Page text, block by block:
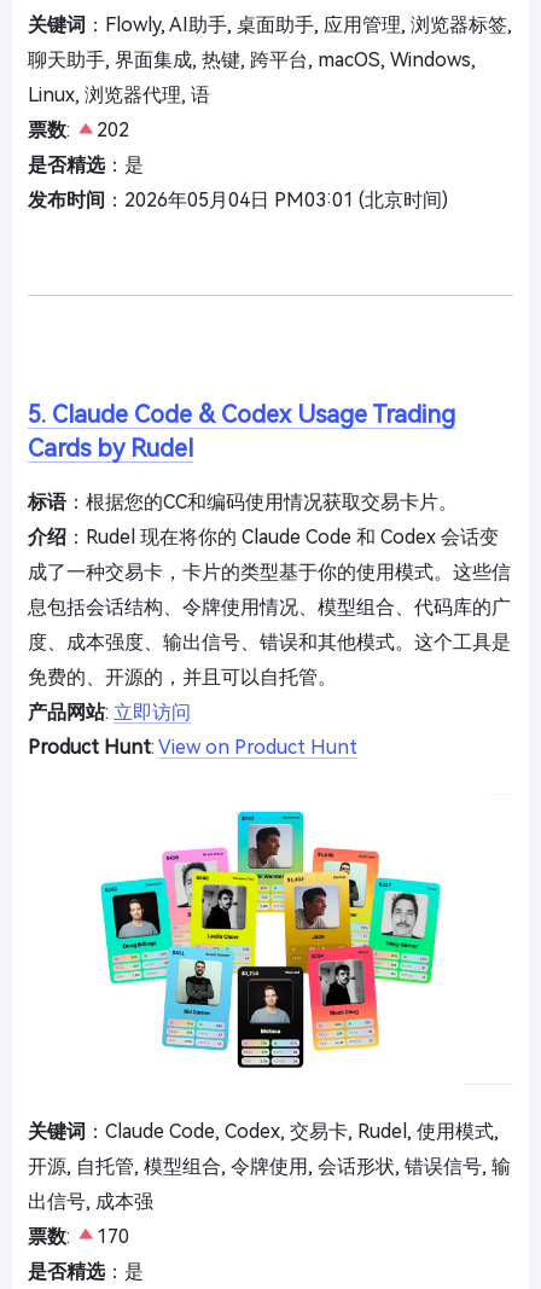
关键词 ：Flowly, AI助手, 桌面助手, 应用管理, 浏览器标签,
聊天助手, 界面集成, 热键, 跨平台, macOS, Windows,
Linux, 浏览器代理, 语
票数:
202
是否精选：是
发布时间 ：2026年05月04日 PM03:01 (北京时间)
5. Claude Code & Codex Usage Trading
Cards by Rudel
标语：根据您的CC和编码使用情况获取交易卡片。
介绍 ：Rudel 现在将你的 Claude Code 和 Codex 会话变
成了一种交易卡，卡片的类型基于你的使用模式。这些信
息包括会话结构、令牌使用情况、模型组合、代码库的广
度、成本强度、输出信号、错误和其他模式。这个工具是
免费的、开源的，并且可以自托管。
产品网站: 立即访问
Product Hunt: View on Product Hunt
关键词 ：Claude Code, Codex, 交易卡, Rudel, 使用模式,
开源, 自托管, 模型组合, 令牌使用, 会话形状, 错误信号, 输
出信号, 成本强
票数:
170
是否精选：是